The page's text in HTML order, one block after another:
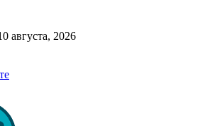
августа, 2026